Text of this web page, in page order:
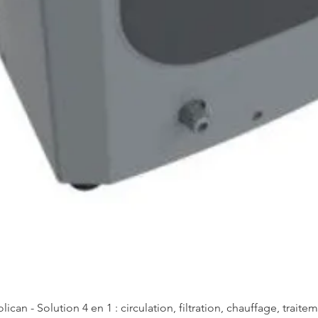
Aperçu rapide
- Solution 4 en 1 : circulation, filtration, chauffage,